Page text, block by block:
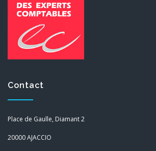
Contact
Place de Gaulle, Diamant 2
20000 AJACCIO